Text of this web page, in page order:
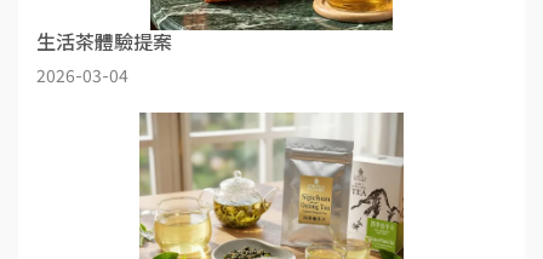
生活茶體驗提案
2026-03-04